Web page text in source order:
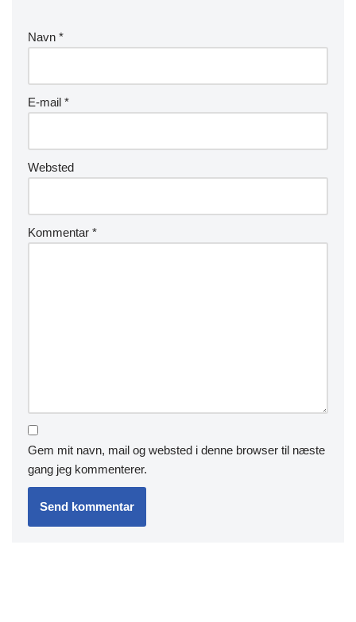
Navn *
E-mail *
Websted
Kommentar *
Gem mit navn, mail og websted i denne browser til næste
gang jeg kommenterer.